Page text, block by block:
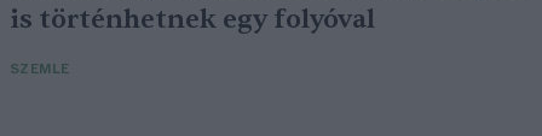
is történhetnek egy folyóval
SZEMLE